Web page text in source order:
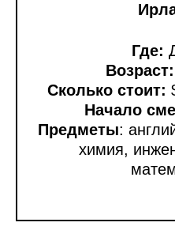
Где:
Возраст:
Сколько стоит:
Начало
Предметы:
химия,